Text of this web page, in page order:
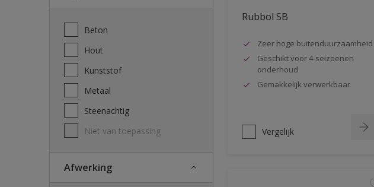
Beton
Hout
Kunststof
Metaal
Steenachtig
Niet van toepassing
Afwerking
Rubbol SB
Zeer hoge buitenduurzaamheid
Geschikt voor 4-seizoenen
onderhoud
Gemakkelijk verwerkbaar
Vergelijk